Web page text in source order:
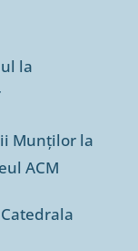
la
Munților la
ACM